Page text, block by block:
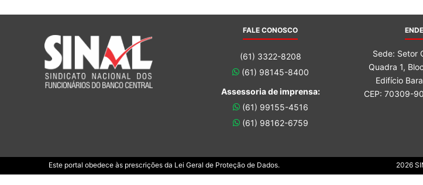
FALE CONOSCO
(61) 3322-8208
(61) 98145-8400
Assessoria de imprensa:
(61) 99155-4516
(61) 98162-6759
Sede: Setor
Quadra 1,
Edifício
CEP: 70309-
Este portal obedece às prescrições da Lei Geral de Proteção de Dados. 2026